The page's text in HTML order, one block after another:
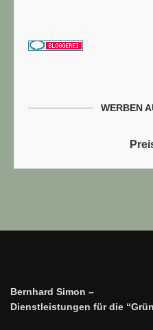
WERBEN
Bernhard Simon –
Dienstleistungen für die